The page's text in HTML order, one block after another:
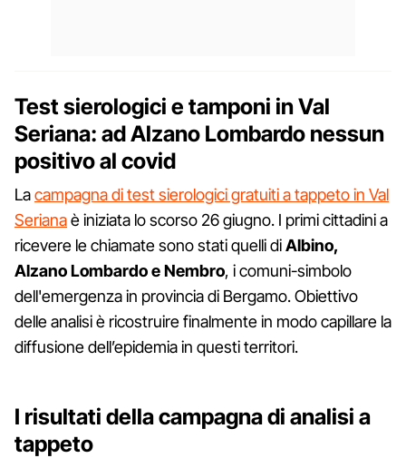
Test sierologici e tamponi in Val
Seriana: ad Alzano Lombardo nessun
positivo al covid
Lacampagna di test sierologici gratuiti a tappeto in Val
Serianaè iniziata lo scorso 26 giugno. I primi cittadini a
ricevere le chiamate sono stati quelli diAlbino,
Alzano Lombardo e Nembro, i comuni-simbolo
dell'emergenza in provincia di Bergamo. Obiettivo
delle analisi è ricostruire finalmente in modo capillare la
diffusione dell’epidemia in questi territori.
I risultati della campagna di analisi a
tappeto